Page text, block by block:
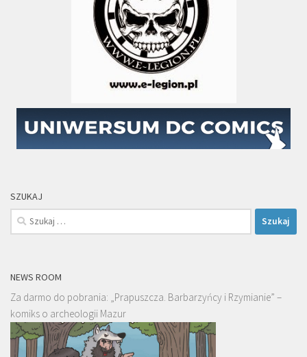
SZUKAJ
Szukaj:
NEWS ROOM
Za darmo do pobrania: „Prapuszcza. Barbarzyńcy i Rzymianie” –
komiks o archeologii Mazur